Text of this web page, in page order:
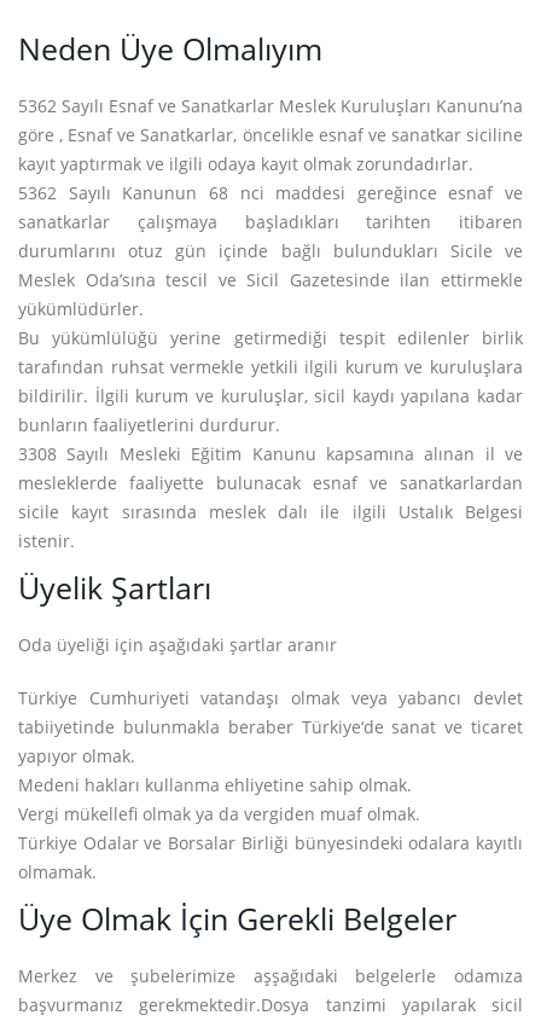
Neden Üye Olmalıyım
5362 Sayılı Esnaf ve Sanatkarlar Meslek Kuruluşları Kanunu’na
göre , Esnaf ve Sanatkarlar, öncelikle esnaf ve sanatkar siciline
kayıt yaptırmak ve ilgili odaya kayıt olmak zorundadırlar.
5362 Sayılı Kanunun 68 nci maddesi gereğince esnaf ve
sanatkarlar çalışmaya başladıkları tarihten itibaren
durumlarını otuz gün içinde bağlı bulundukları Sicile ve
Meslek Oda’sına tescil ve Sicil Gazetesinde ilan ettirmekle
yükümlüdürler.
Bu yükümlülüğü yerine getirmediği tespit edilenler birlik
tarafından ruhsat vermekle yetkili ilgili kurum ve kuruluşlara
bildirilir. İlgili kurum ve kuruluşlar, sicil kaydı yapılana kadar
bunların faaliyetlerini durdurur.
3308 Sayılı Mesleki Eğitim Kanunu kapsamına alınan il ve
mesleklerde faaliyette bulunacak esnaf ve sanatkarlardan
sicile kayıt sırasında meslek dalı ile ilgili Ustalık Belgesi
istenir.
Üyelik Şartları
Oda üyeliği için aşağıdaki şartlar aranır
Türkiye Cumhuriyeti vatandaşı olmak veya yabancı devlet
tabiiyetinde bulunmakla beraber Türkiye‘de sanat ve ticaret
yapıyor olmak.
Medeni hakları kullanma ehliyetine sahip olmak.
Vergi mükellefi olmak ya da vergiden muaf olmak.
Türkiye Odalar ve Borsalar Birliği bünyesindeki odalara kayıtlı
olmamak.
Üye Olmak İçin Gerekli Belgeler
Merkez ve şubelerimize aşşağıdaki belgelerle odamıza
başvurmanız gerekmektedir.Dosya tanzimi yapılarak sicil